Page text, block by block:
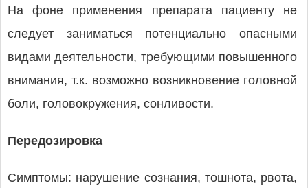
На фоне применения препарата пациенту не
следует заниматься потенциально опасными
видами деятельности, требующими повышенного
внимания, т.к. возможно возникновение головной
боли, головокружения, сонливости.
Передозировка
Симптомы: нарушение сознания, тошнота, рвота,